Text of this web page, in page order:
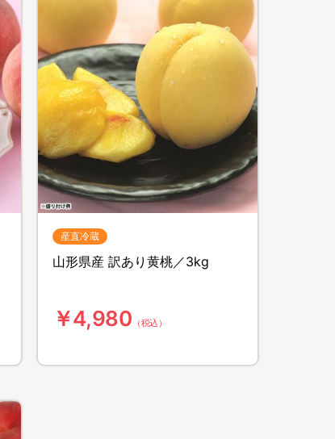
産直冷蔵
山形県産 訳あり黄桃／3kg
￥4,980 （税込）